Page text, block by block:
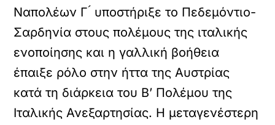
Ναπολέων Γ ́ υποστήριξε το Πεδεμόντιο-
Σαρδηνία στους πολέμους της ιταλικής
ενοποίησης και η γαλλική βοήθεια
έπαιξε ρόλο στην ήττα της Αυστρίας
κατά τη διάρκεια του Β’ Πολέμου της
Ιταλικής Ανεξαρτησίας. Η μεταγενέστερη